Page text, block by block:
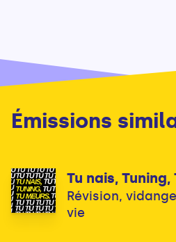
Émissions
Tu nais, Tuning,
Révision,
vie